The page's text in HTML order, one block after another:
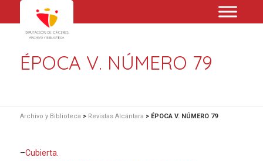
ÉPOCA V. NÚMERO 79
Archivo y Biblioteca > Revistas Alcántara > ÉPOCA V. NÚMERO 79
–Cubierta.